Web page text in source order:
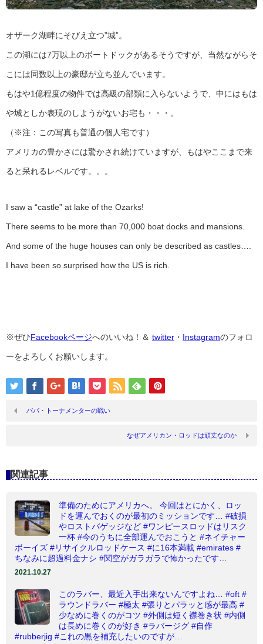
オザーク湖畔にそびえ立つ”城”。
この湖には7万以上のボートドックがあるそうですが、当然ながらそ
こには同数以上の豪邸が立ち並んでいます。
もはや1億程度の物件では高級の部類に入らないようで、中にはもは
や城としか表現のしようがないお宅も・・・。
（※注：この写真も普通の個人宅です）
アメリカの豊かさには驚かされ続けていますが、もはやここまで来
ると呆れるレベルです。。。
I saw a “castle” at lake of the Ozarks!
There seems to be more than 70,000 boat docks and mansions.
And some of the huge houses can only be described as castles….
I have been so surprised how the US is rich.
※ぜひFacebookページへのいいね！＆ twitter ・ Instagramのフォロ
ーをよろしくお願いします。
パパ・トーナメンターの戦い
なぜアメリカン・ロッドは頑丈なのか
関連記事
準備のためにアメリカへ。 今回はとにかく、ロッ
ドを運んでおくのが最初のミッションです… #破損
やロストバゲッジなど #ワンピースロッドはリスク
一杯 #今のうちに全部運んでおこうと #ネイチャー
ボーイズ #リサイクルロッドケース #に16本満載 #emirates #
ちなみに超過料金ナシ #関空がガラガラで怖かったです…
2021.10.27
このラバー、最近入手出来ないんですよね… #oft #
ラウンドラバー #極太 #張りとパラッと感が最高 #
少なめに巻くのがコツ #外側は短く襟巻き状 #内側
は長めに巻くのが好き #ラバージグ #自作
#rubberjig #これの黒を補充したいのですが…